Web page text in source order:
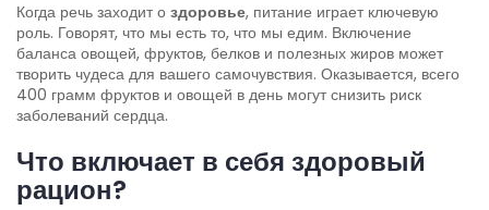
Когда речь заходит о здоровье, питание играет ключевую
роль. Говорят, что мы есть то, что мы едим. Включение
баланса овощей, фруктов, белков и полезных жиров может
творить чудеса для вашего самочувствия. Оказывается, всего
400 грамм фруктов и овощей в день могут снизить риск
заболеваний сердца.
Что включает в себя здоровый
рацион?